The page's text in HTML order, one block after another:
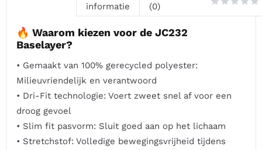
informatie
(0)
🔥 Waarom kiezen voor de JC232
Baselayer?
• Gemaakt van 100% gerecycled polyester:
Milieuvriendelijk en verantwoord
• Dri-Fit technologie: Voert zweet snel af voor een
droog gevoel
• Slim fit pasvorm: Sluit goed aan op het lichaam
• Stretchstof: Volledige bewegingsvrijheid tijdens